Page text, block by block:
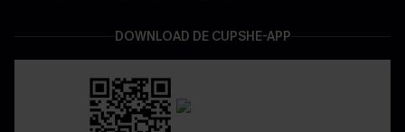
DOWNLOAD DE CUPSHE-APP